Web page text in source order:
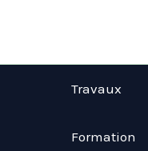
Travaux
Formation